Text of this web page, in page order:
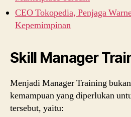
CEO Tokopedia, Penjaga
Kepemimpinan
Skill Manager
Menjadi Manager Training
kemampuan yang diperlukan
tersebut, yaitu: